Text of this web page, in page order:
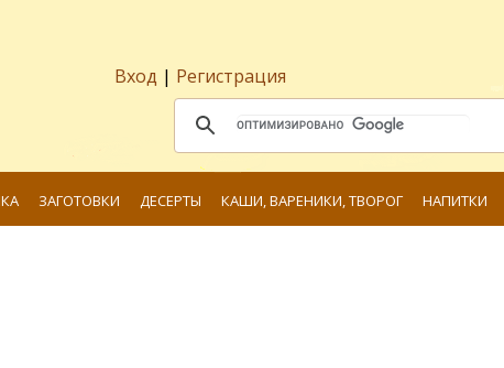
Вход | Регистрация
ЗАГОТОВКИ ДЕСЕРТЫ КАШИ, ВАРЕНИКИ, ТВОРОГ НАПИТКИ